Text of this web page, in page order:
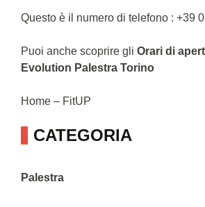
Questo è il numero di telefono : +39
Puoi anche scoprire gli Orari di
Evolution Palestra Torino
Home – FitUP
CATEGORIA
Palestra